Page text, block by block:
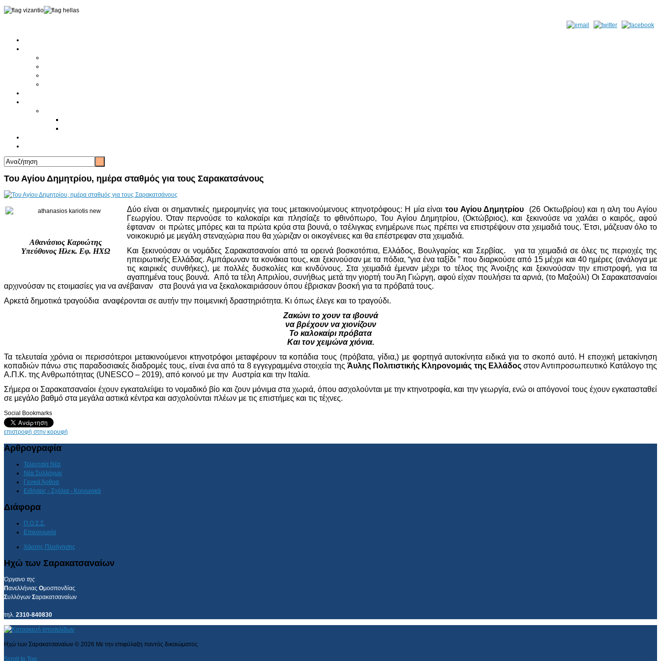
Του Αγίου Δημητρίου, ημέρα σταθμός για τους Σαρακατσάνους
Αθανάσιος Καρυώτης
Υπεύθυνος Ηλεκ. Εφ. ΗΧΩ
Δύο είναι οι σημαντικές ημερομηνίες για τους μετακινούμενους κτηνοτρόφους: Η μία είναιτου Αγίου Δημητρίου
(26 Οκτωβρίου) και η αλη του Αγίου
Γεωργίου. Όταν περνούσε το καλοκαίρι και πλησίαζε το φθινόπωρο, Του Αγίου Δημητρίου, (Οκτώβριος), και ξεκινούσε να χαλάει ο καιρός, αφού
έφταναν οι πρώτες μπόρες και τα πρώτα κρύα στα βουνά, ο τσέλιγκας ενημέρωνε πως πρέπει να επιστρέψουν στα χειμαδιά τους. Έτσι, μάζευαν όλο το
νοικοκυριό με μεγάλη στεναχώρια που θα χώριζαν οι οικογένειες και θα επέστρεφαν στα χειμαδιά.
Και ξεκινούσαν οι νομάδες Σαρακατσαναίοι από τα ορεινά βοσκοτόπια, Ελλάδος, Βουλγαρίας και Σερβίας. για τα χειμαδιά σε όλες τις περιοχές της
ηπειρωτικής Ελλάδας. Αμπάρωναν τα κονάκια τους, και ξεκινούσαν με τα πόδια, “για ένα ταξίδι ” που διαρκούσε από 15 μέχρι και 40 ημέρες (ανάλογα με
τις καιρικές συνθήκες), με πολλές δυσκολίες και κινδύνους. Στα χειμαδιά έμεναν μέχρι το τέλος της Άνοιξης και ξεκινούσαν την επιστροφή, για τα
αγαπημένα τους βουνά. Από τα τέλη Απριλίου, συνήθως μετά την γιορτή του Άη Γιώργη, αφού είχαν πουλήσει τα αρνιά, (το Μαξούλι) Οι Σαρακατσαναίοι
αρχινούσαν τις ετοιμασίες για να ανέβαιναν στα βουνά για να ξεκαλοκαιριάσουν όπου έβρισκαν βοσκή για τα πρόβατά τους.
Αρκετά δημοτικά τραγούδια αναφέρονται σε αυτήν την ποιμενική δραστηριότητα. Κι όπως έλεγε και το τραγούδι.
Ζακώνι το χουν τα ιβουνά
να βρέχουν να χιονίζουν
Το καλοκαίρι πρόβατα
Και τον χειμώνα χιόνια.
Τα τελευταία χρόνια οι περισσότεροι μετακινούμενοι κτηνοτρόφοι μεταφέρουν τα κοπάδια τους (πρόβατα, γίδια,) με φορτηγά αυτοκίνητα ειδικά για το σκοπό αυτό. Η εποχική μετακίνηση
κοπαδιών πάνω στις παραδοσιακές διαδρομές τους, είναι ένα από τα 8 εγγεγραμμένα στοιχεία της Άυλης Πολιτιστικής Κληρονομιάς της Ελλάδοςστον Αντιπροσωπευτικό Κατάλογο της
Α.Π.Κ. της Ανθρωπότητας (UNESCO – 2019), από κοινού με την Αυστρία και την Ιταλία.
Σήμερα οι Σαρακατσαναίοι έχουν εγκαταλείψει το νομαδικό βίο και ζουν μόνιμα στα χωριά, όπου ασχολούνται με την κτηνοτροφία, και την γεωργία, ενώ οι απόγονοί τους έχουν εγκατασταθεί
σε μεγάλο βαθμό στα μεγάλα αστικά κέντρα και ασχολούνται πλέων με τις επιστήμες και τις τέχνες.
Social Bookmarks
επιστροφή στην κορυφή
Αρθρογραφία
Τελευταία Νέα
Νέα Συλλόγων
Γενικά Άρθρα
Ειδήσεις - Σχόλια - Κοινωνικά
Διάφορα
Π.Ο.Σ.Σ.
Επικοινωνία
Χάρτης Πλοήγησης
Ηχώ των Σαρακατσαναίων
Όργανο της
Πανελλήνιας Ομοσπονδίας
Συλλόγων Σαρακατσαναίων
τηλ. 2310-840830
Ηχώ των Σαρακατσαναίων © 2026 Με την επιφύλαξη παντός δικαιώματος
Scroll to Top